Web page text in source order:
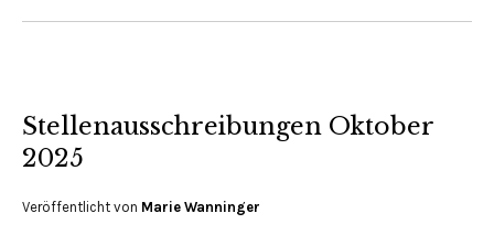
Stellenausschreibungen Oktober
2025
Veröffentlicht von Marie Wanninger